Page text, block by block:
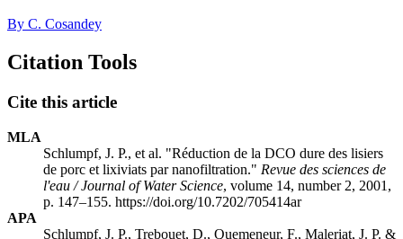
By C. Cosandey
Citation Tools
Cite this article
MLA
Schlumpf, J. P., et al. "Réduction de la DCO dure des lisiers
de porc et lixiviats par nanofiltration." Revue des sciences de
l'eau / Journal of Water Science, volume 14, number 2, 2001,
p. 147–155. https://doi.org/10.7202/705414ar
APA
Schlumpf, J. P., Trebouet, D., Quemeneur, F., Maleriat, J. P. &